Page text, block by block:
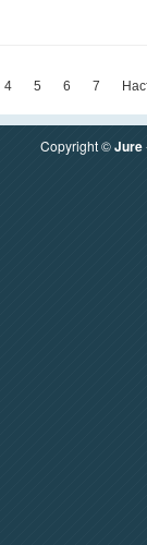
4 5 6 7
Copyright ©Jure